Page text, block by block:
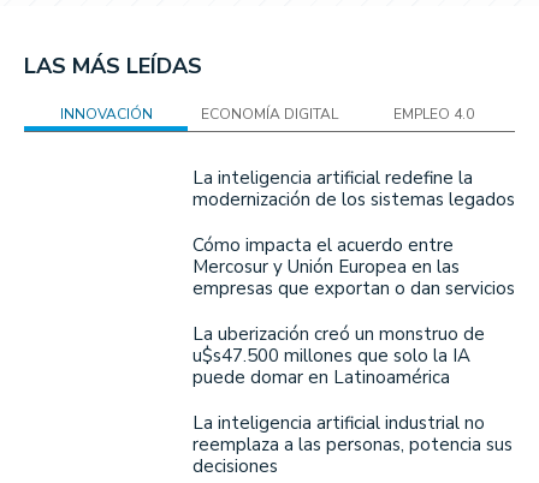
LAS MÁS LEÍDAS
INNOVACIÓN ECONOMÍA DIGITAL EMPLEO 4.0
La inteligencia artificial redefine la
modernización de los sistemas legados
Cómo impacta el acuerdo entre
Mercosur y Unión Europea en las
empresas que exportan o dan servicios
La uberización creó un monstruo de
u$s47.500 millones que solo la IA
puede domar en Latinoamérica
La inteligencia artificial industrial no
reemplaza a las personas, potencia sus
decisiones